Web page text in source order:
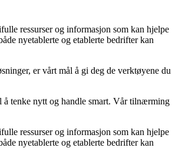
ressurser og informasjon som kan hjelpe
nyetablerte og etablerte bedrifter kan
er vårt mål å gi deg de verktøyene du
å tenke nytt og handle smart. Vår tilnærming
ressurser og informasjon som kan hjelpe
nyetablerte og etablerte bedrifter kan